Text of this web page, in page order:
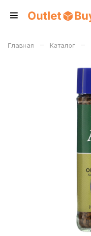
Главная – Каталог –